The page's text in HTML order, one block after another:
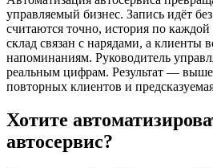
управляемый бизнес. Запись идёт
считаются точно, история по
склад связан с нарядами, а клиенты
напоминаниям. Руководитель
реальным цифрам. Результат — выше
повторных клиентов и
Хотите
автосервис?